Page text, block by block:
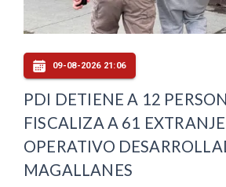
09-08-2026 21:06
PDI DETIENE A 12
FISCALIZA A 61
OPERATIVO
MAGALLANES